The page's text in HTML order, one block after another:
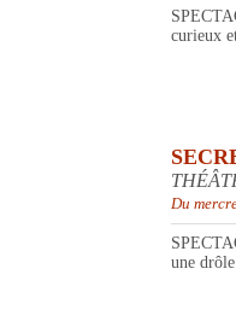
curieux
Du
une